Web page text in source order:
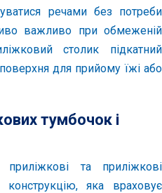
речами без потреби
важливо при обмеженій
столик підкатний
для прийому їжі або
тумбочок і
та приліжкові
яка враховує